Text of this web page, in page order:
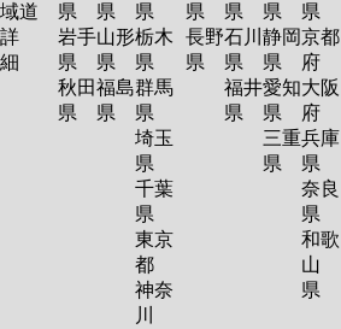
域
詳
細
道 県
岩手
県
秋田
県
県
山形
県
福島
県
県
栃木
県
群馬
県
埼玉
県
千葉
県
東京
都
神奈
川
県
長野
県
県
石川
県
福井
県
県
静岡
県
愛知
県
三重
県
県
京都
府
大阪
府
兵庫
県
奈良
県
和歌
山
県